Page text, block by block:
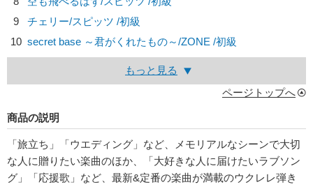
9
チェリー/スピッツ /初級
10 secret base ～君がくれたもの～/ZONE /初級
もっと見る
ページトップへ
商品の説明
「旅立ち」「ウエディング」など、メモリアルなシーンで大切
な人に贈りたい楽曲のほか、「大好きな人に届けたいラブソン
グ」「応援歌」など、最新&定番の楽曲が満載のウクレレ弾き